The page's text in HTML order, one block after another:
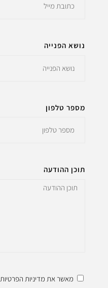
נושא הפנייה
מספר טלפון
תוכן ההודעה
מאשר את מדיניות הפרטיות